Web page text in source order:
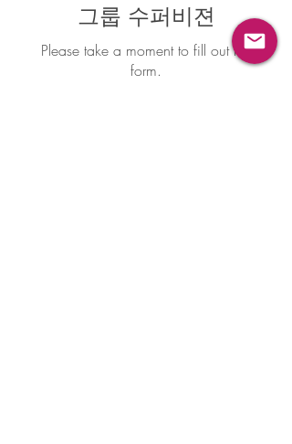
그룹 수퍼비젼
Please take a moment to fill out the
form.